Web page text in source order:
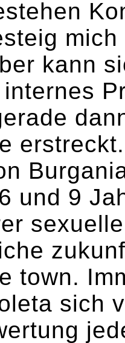
kann
erstreckt.
und 9
town.
sich